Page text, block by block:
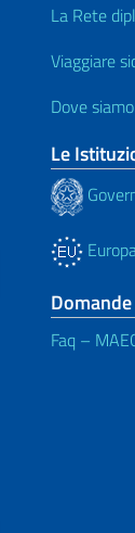
La Rete
Viaggiare
Dove
Le
Faq –